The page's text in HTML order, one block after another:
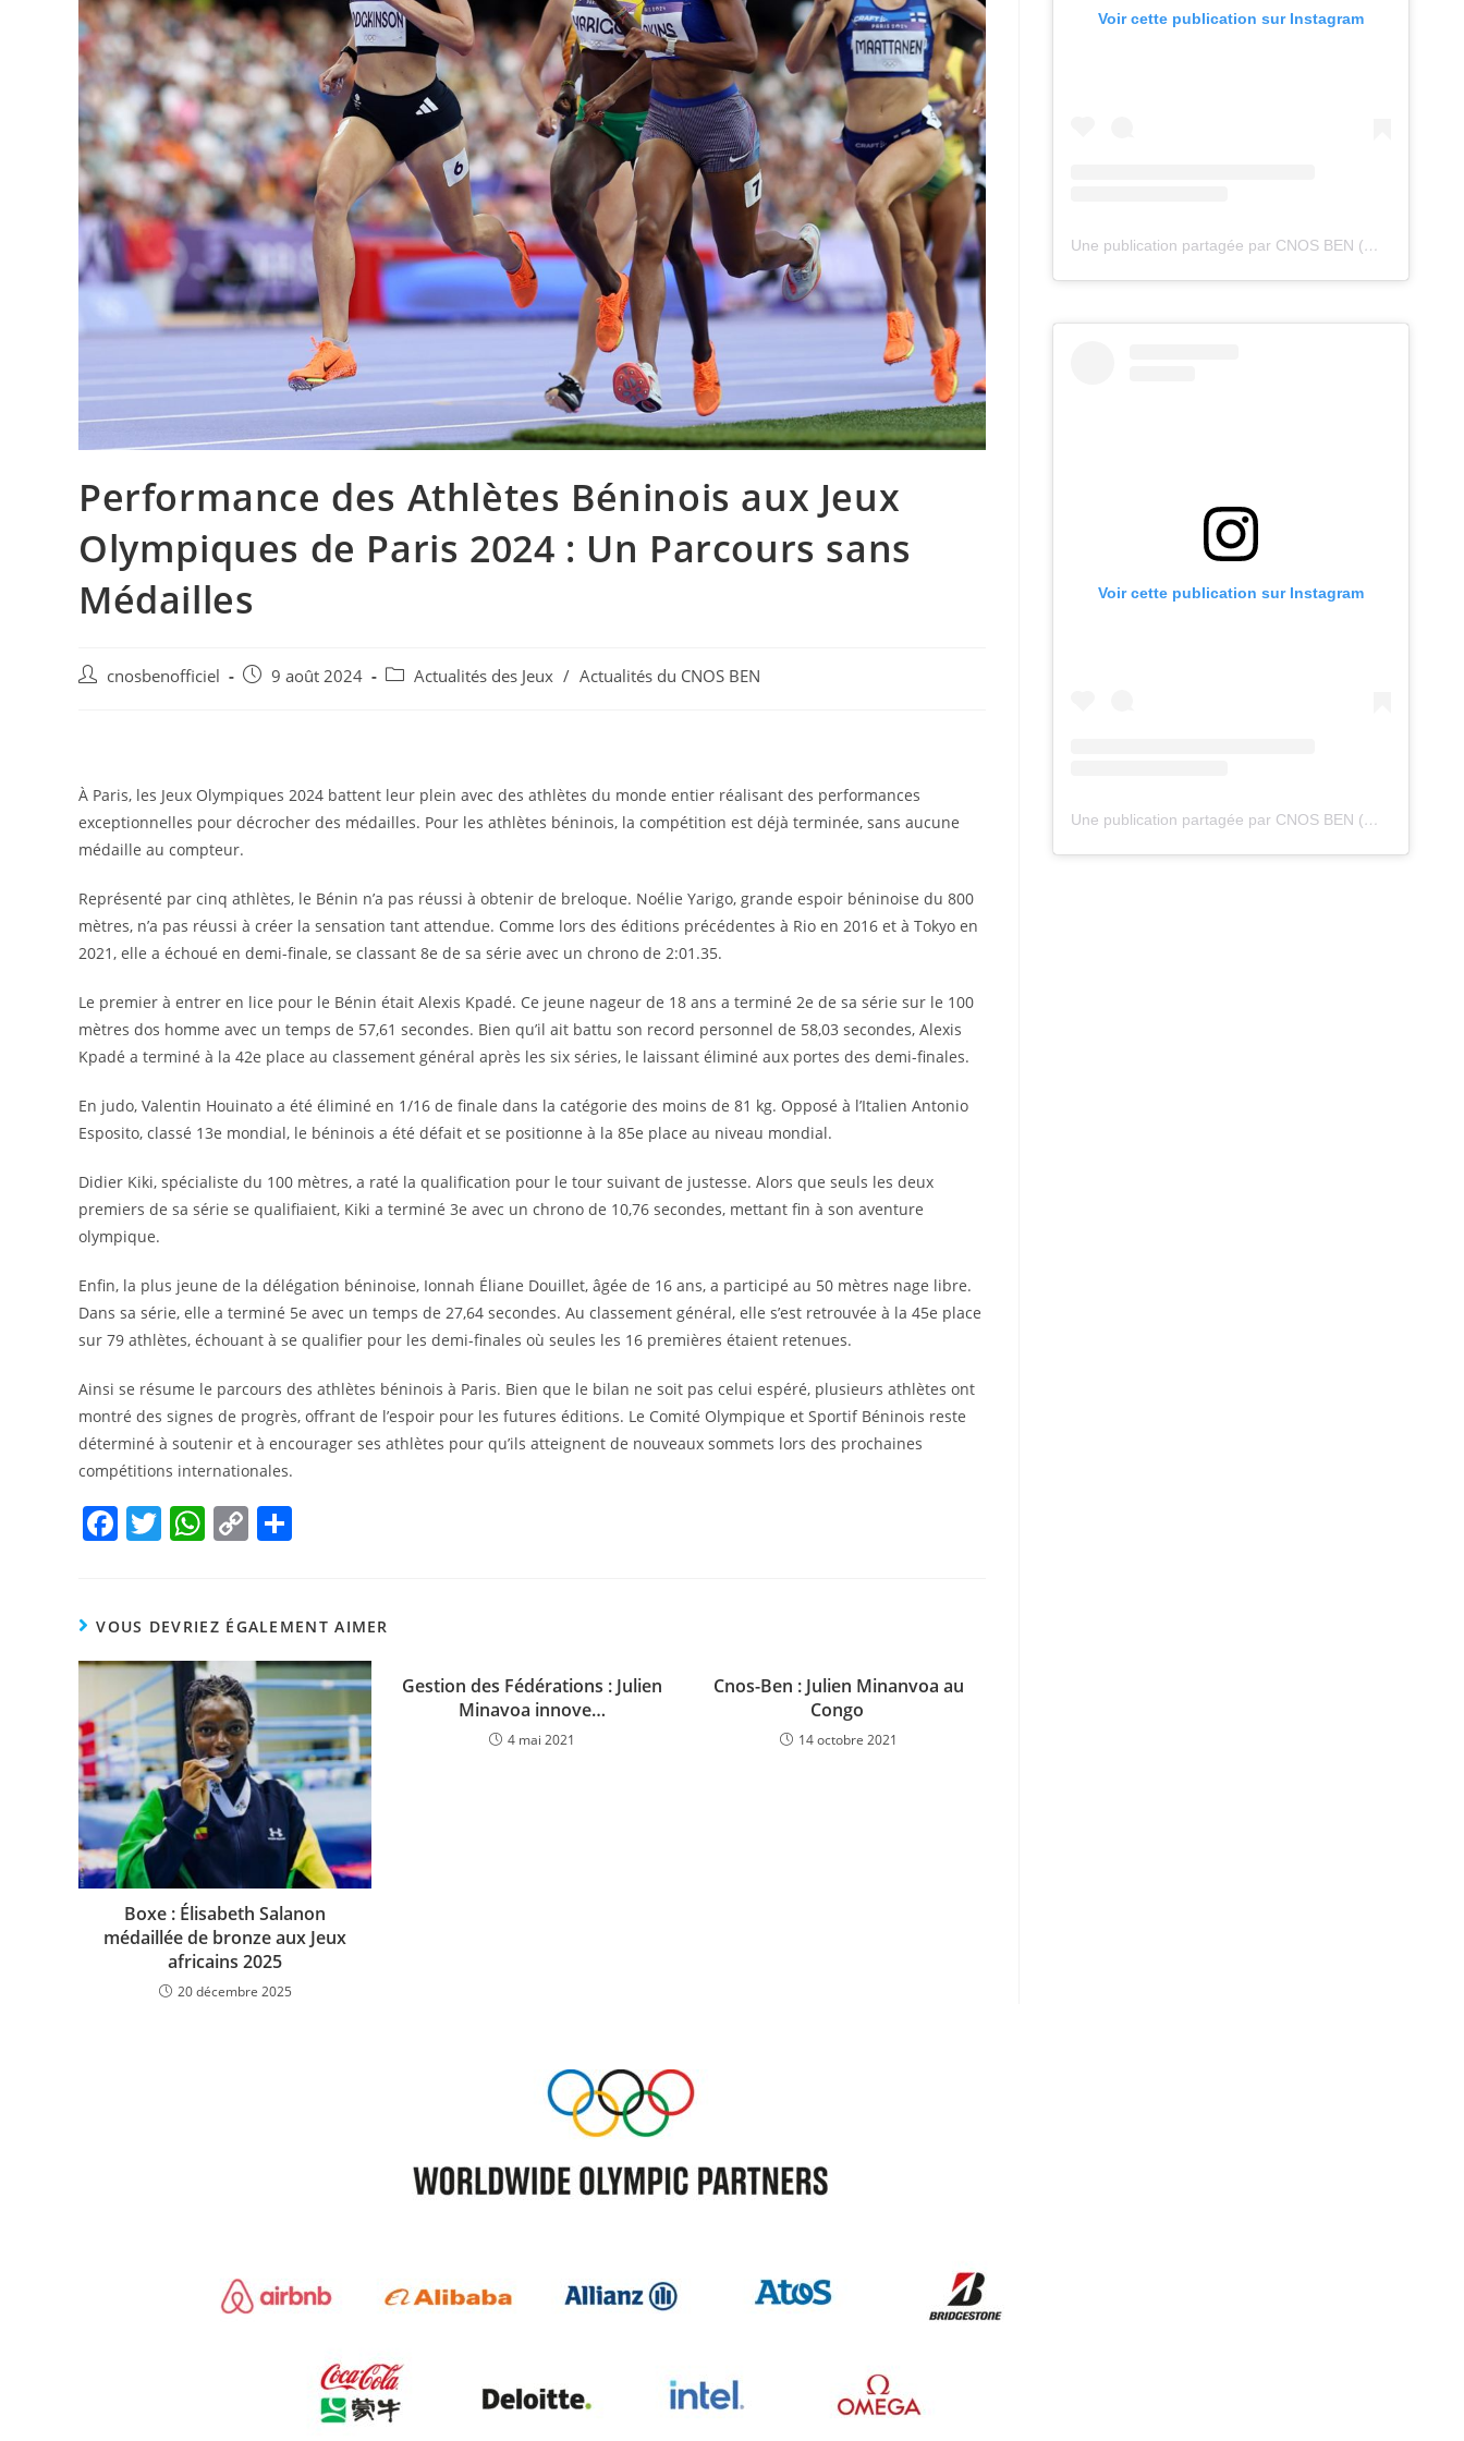
Performance des Athlètes Béninois aux Jeux
Olympiques de Paris 2024 : Un Parcours sans
Médailles
cnosbenofficiel 9 août 2024 Actualités des Jeux / Actualités du CNOS BEN
À Paris, les Jeux Olympiques 2024 battent leur plein avec des athlètes du monde entier réalisant des performances
exceptionnelles pour décrocher des médailles. Pour les athlètes béninois, la compétition est déjà terminée, sans aucune
médaille au compteur.
Représenté par cinq athlètes, le Bénin n’a pas réussi à obtenir de breloque. Noélie Yarigo, grande espoir béninoise du 800
mètres, n’a pas réussi à créer la sensation tant attendue. Comme lors des éditions précédentes à Rio en 2016 et à Tokyo en
2021, elle a échoué en demi-finale, se classant 8e de sa série avec un chrono de 2:01.35.
Le premier à entrer en lice pour le Bénin était Alexis Kpadé. Ce jeune nageur de 18 ans a terminé 2e de sa série sur le 100
mètres dos homme avec un temps de 57,61 secondes. Bien qu’il ait battu son record personnel de 58,03 secondes, Alexis
Kpadé a terminé à la 42e place au classement général après les six séries, le laissant éliminé aux portes des demi-finales.
En judo, Valentin Houinato a été éliminé en 1/16 de finale dans la catégorie des moins de 81 kg. Opposé à l’Italien Antonio
Esposito, classé 13e mondial, le béninois a été défait et se positionne à la 85e place au niveau mondial.
Didier Kiki, spécialiste du 100 mètres, a raté la qualification pour le tour suivant de justesse. Alors que seuls les deux
premiers de sa série se qualifiaient, Kiki a terminé 3e avec un chrono de 10,76 secondes, mettant fin à son aventure
olympique.
Enfin, la plus jeune de la délégation béninoise, Ionnah Éliane Douillet, âgée de 16 ans, a participé au 50 mètres nage libre.
Dans sa série, elle a terminé 5e avec un temps de 27,64 secondes. Au classement général, elle s’est retrouvée à la 45e place
sur 79 athlètes, échouant à se qualifier pour les demi-finales où seules les 16 premières étaient retenues.
Ainsi se résume le parcours des athlètes béninois à Paris. Bien que le bilan ne soit pas celui espéré, plusieurs athlètes ont
montré des signes de progrès, offrant de l’espoir pour les futures éditions. Le Comité Olympique et Sportif Béninois reste
déterminé à soutenir et à encourager ses athlètes pour qu’ils atteignent de nouveaux sommets lors des prochaines
compétitions internationales.
F
e
b
o
o
k
T
er
W
s
A
p
p
C
y
Li
n
k
g
er
VOUS DEVRIEZ ÉGALEMENT AIMER
Boxe : Élisabeth Salanon
médaillée de bronze aux Jeux
africains 2025
20 décembre 2025
Gestion des Fédérations : Julien
Minavoa innove…
4 mai 2021
Cnos-Ben : Julien Minanvoa au
Congo
14 octobre 2021
Voir cette publication sur Instagram
Une publication partagée par CNOS BEN (@cnos_ben)
Voir cette publication sur Instagram
Une publication partagée par CNOS BEN (@cnos_ben)